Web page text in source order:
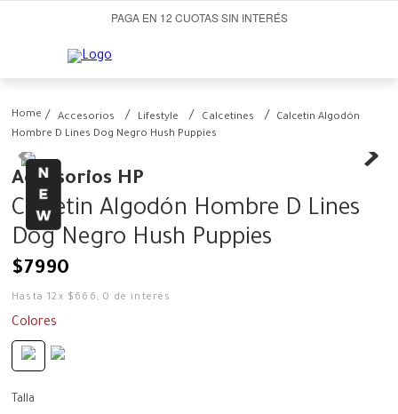
PAGA EN 12 CUOTAS SIN INTERÉS
Accesorios Lifestyle Calcetines
Calcetin Algodón
Hombre D Lines Dog Negro Hush Puppies
Accesorios HP
Calcetin Algodón Hombre D Lines
Dog Negro Hush Puppies
$7990
Hasta12 x $ 666 ,0 de interés
Colores
Talla